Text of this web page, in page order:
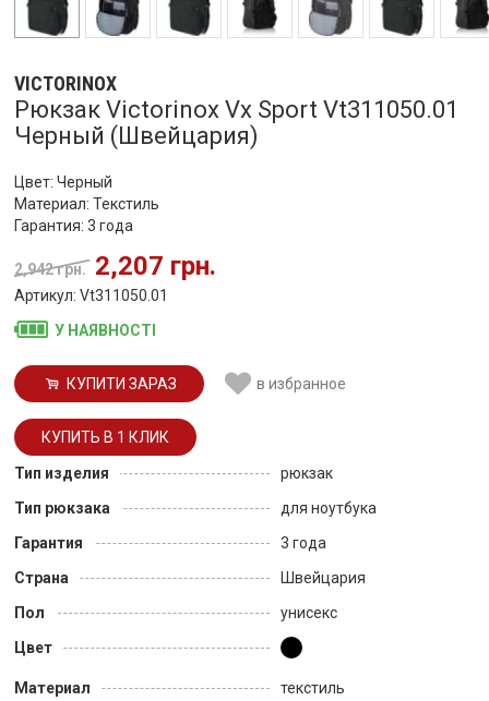
VICTORINOX
Рюкзак Victorinox Vx Sport Vt311050.01
Черный (Швейцария)
Цвет: Черный
Материал: Текстиль
Гарантия: 3 года
2,942 грн. 2,207 грн.
Артикул: Vt311050.01
У НАЯВНОСТІ
КУПИТИ ЗАРАЗ в избранное
Тип изделия
рюкзак
Тип рюкзака
для ноутбука
Гарантия
3 года
Страна
Швейцария
Пол
унисекс
Цвет
Материал
текстиль